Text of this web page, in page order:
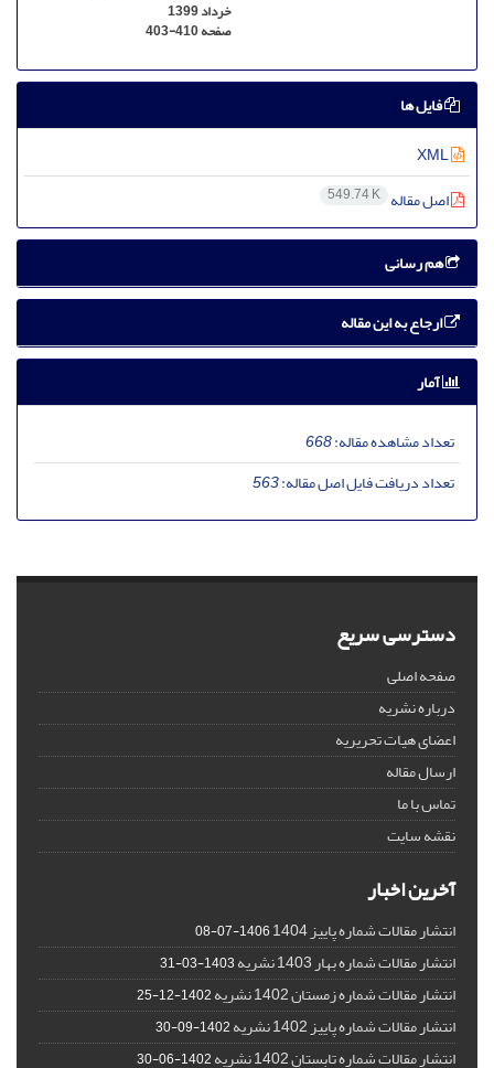
خرداد 1399
صفحه403-410
فایل ها
اصل مقاله 549.74 K
هم رسانی
ارجاع به این مقاله
آمار
تعداد مشاهده مقاله:668
تعداد دریافت فایل اصل مقاله:563
دسترسی سریع
صفحه اصلی
درباره نشریه
اعضای هیات تحریریه
ارسال مقاله
تماس با ما
نقشه سایت
آخرین اخبار
انتشار مقالات شماره پاییز 1404 1406-07-08
انتشار مقالات شماره بهار 1403 نشریه 1403-03-31
انتشار مقالات شماره زمستان 1402 نشریه 1402-12-25
انتشار مقالات شماره پاییز 1402 نشریه 1402-09-30
انتشار مقالات شماره تابستان 1402 نشریه 1402-06-30